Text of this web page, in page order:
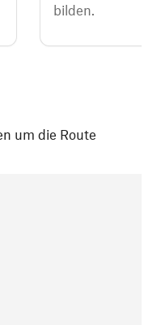
bilden.
um die Route